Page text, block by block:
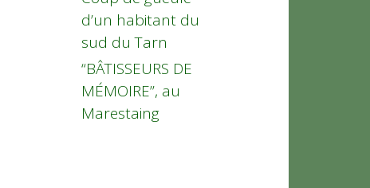
d’un habitant du
sud du Tarn
“BÂTISSEURS DE
MÉMOIRE”, au
Marestaing